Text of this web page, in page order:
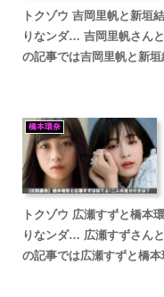
トクゾウ 吉岡里帆と新垣
りなンダ… 吉岡里帆さん
の記事では吉岡里帆と新
橋本環奈
トクゾウ 広瀬すずと橋本
りなンダ… 広瀬すずさん
の記事では広瀬すずと橋